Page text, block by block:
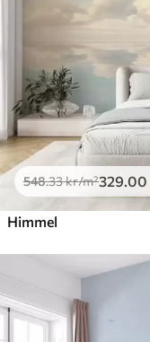
548.33kr/m²329.00
Himmel